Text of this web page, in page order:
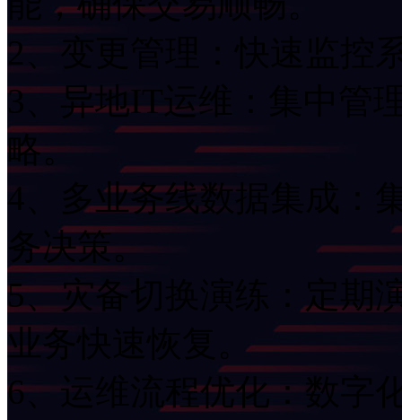
2、变更管理：快速监
3、异地IT运维：集中
略。
4、多业务线数据集成
务决策。
5、灾备切换演练：定
业务快速恢复。
6、运维流程优化：数